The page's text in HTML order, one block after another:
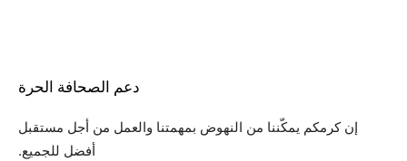
دعم الصحافة الحرة
إن كرمكم يمكّننا من النهوض بمهمتنا والعمل من أجل مستقبل
أفضل للجميع.